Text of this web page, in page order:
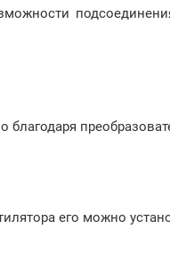
благодаря
его можно